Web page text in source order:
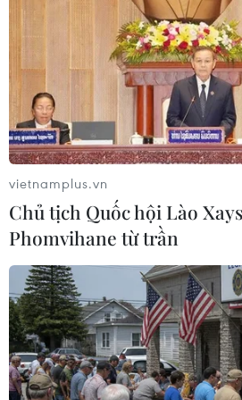
Hoàng Sa, cản trở hoạt động
thường của đoàn viên
Nam và ngư dân Việt Nam.
Đồng thời, Nghiệp đoàn
gọi đoàn viên các nghiệp
dân Việt Nam tiếp tục ra
hành hoạt động khai thác
phần cùng các lực lượng
Nam kiên quyết đấu tranh,
vi phạm chủ quyền Việt Nam
Quốc, bảo vệ chủ quyền
Để tiếp thêm sức mạnh cho
của các sở, ban ngành trong
tặng cờ tổ quốc cho các ngư
tung bay trên mỗi chiếc
vietnamplus.vn
Chủ tịch Quốc hội Lào
Phomvihane từ trần